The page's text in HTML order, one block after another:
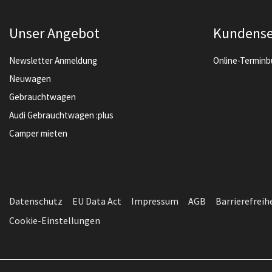
Unser Angebot
Newsletter Anmeldung
Neuwagen
Gebrauchtwagen
Audi Gebrauchtwagen :plus
Camper mieten
Online-
Datenschutz EU Data Act Impressum AGB
Cookie-Einstellungen